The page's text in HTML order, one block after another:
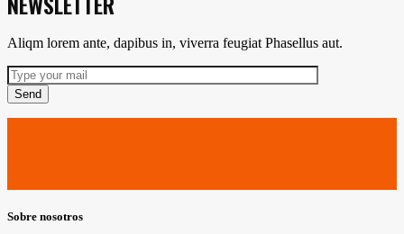
Aliqm lorem ante, dapibus in, viverra feugiat Phasellus aut.
Send
Sobre nosotros